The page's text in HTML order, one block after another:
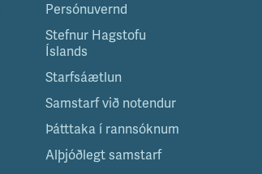
Persónuvernd
Stefnur Hagstofu
Íslands
Starfsáætlun
Samstarf við notendur
Þátttaka í rannsóknum
Alþjóðlegt samstarf